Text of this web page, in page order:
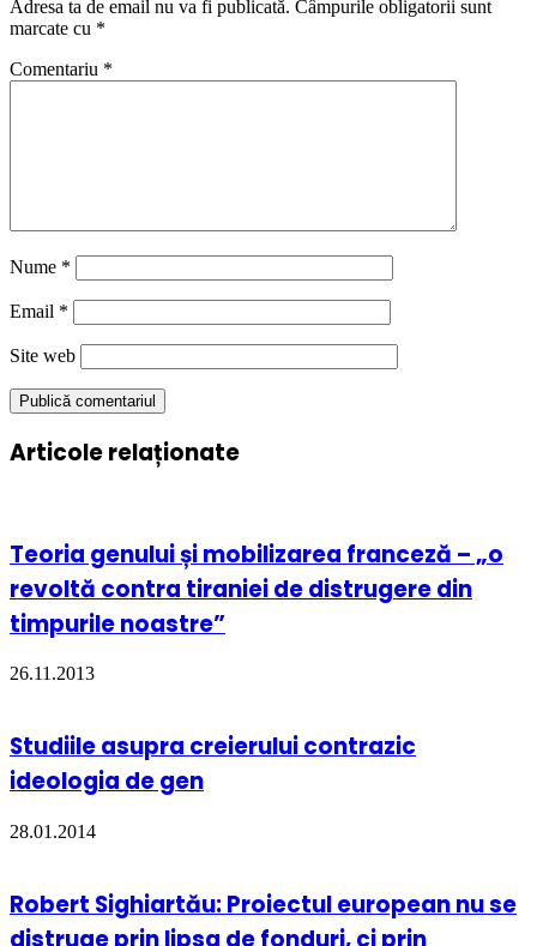
Adresa ta de email nu va fi publicată. Câmpurile obligatorii sunt
marcate cu *
Comentariu *
Nume *
Email *
Site web
Articole relaționate
Teoria genului și mobilizarea franceză – „o
revoltă contra tiraniei de distrugere din
timpurile noastre”
26.11.2013
Studiile asupra creierului contrazic
ideologia de gen
28.01.2014
Robert Sighiartău: Proiectul european nu se
distruge prin lipsa de fonduri, ci prin